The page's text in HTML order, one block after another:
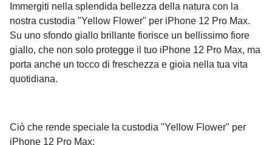
Immergiti nella splendida bellezza della natura con la
nostra custodia "Yellow Flower" per iPhone 12 Pro Max.
Su uno sfondo giallo brillante fiorisce un bellissimo fiore
giallo, che non solo protegge il tuo iPhone 12 Pro Max, ma
porta anche un tocco di freschezza e gioia nella tua vita
quotidiana.
Ciò che rende speciale la custodia "Yellow Flower" per
iPhone 12 Pro Max: